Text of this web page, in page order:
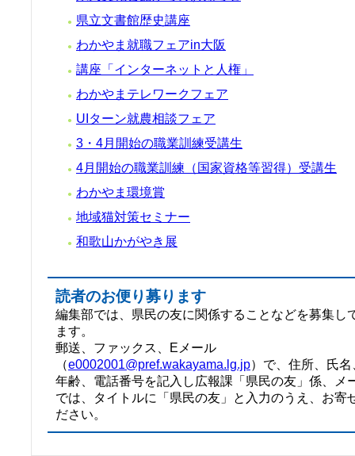
● 県立文書館歴史講座
● わかやま就職フェアin大阪
● 講座「インターネットと人権」
● わかやまテレワークフェア
● UIターン就農相談フェア
● 3・4月開始の職業訓練受講生
● 4月開始の職業訓練（国家資格等習得）受講生
● わかやま環境賞
● 地域猫対策セミナー
● 和歌山かがやき展
読者のお便り募ります
編集部では、県民の友に関係することなどを募集し
ます。
郵送、ファックス、Eメール
（e0002001@pref.wakayama.lg.jp）で、住所、氏名
年齢、電話番号を記入し広報課「県民の友」係、メ
では、タイトルに「県民の友」と入力のうえ、お寄
ださい。